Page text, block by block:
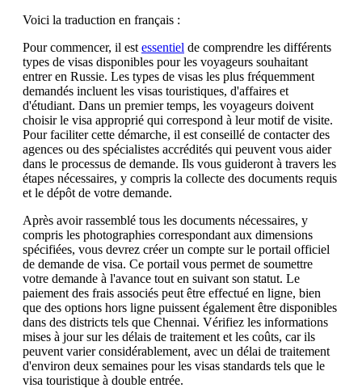
Voici la traduction en français :
Pour commencer, il est essentiel de comprendre les différents
types de visas disponibles pour les voyageurs souhaitant
entrer en Russie. Les types de visas les plus fréquemment
demandés incluent les visas touristiques, d'affaires et
d'étudiant. Dans un premier temps, les voyageurs doivent
choisir le visa approprié qui correspond à leur motif de visite.
Pour faciliter cette démarche, il est conseillé de contacter des
agences ou des spécialistes accrédités qui peuvent vous aider
dans le processus de demande. Ils vous guideront à travers les
étapes nécessaires, y compris la collecte des documents requis
et le dépôt de votre demande.
Après avoir rassemblé tous les documents nécessaires, y
compris les photographies correspondant aux dimensions
spécifiées, vous devrez créer un compte sur le portail officiel
de demande de visa. Ce portail vous permet de soumettre
votre demande à l'avance tout en suivant son statut. Le
paiement des frais associés peut être effectué en ligne, bien
que des options hors ligne puissent également être disponibles
dans des districts tels que Chennai. Vérifiez les informations
mises à jour sur les délais de traitement et les coûts, car ils
peuvent varier considérablement, avec un délai de traitement
d'environ deux semaines pour les visas standards tels que le
visa touristique à double entrée.